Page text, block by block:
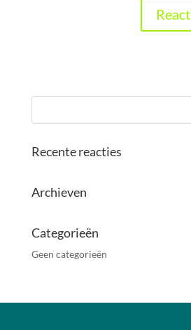
Recente reacties
Archieven
Categorieën
Geen categorieën